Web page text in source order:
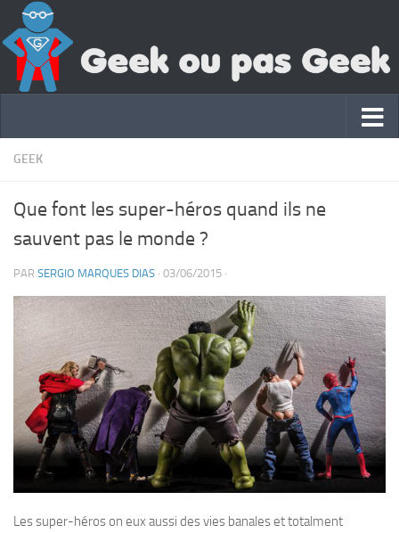
GEEK
Que font les super-héros quand ils ne
sauvent pas le monde ?
PAR SERGIO MARQUES DIAS · 03/06/2015 ·
Les super-héros on eux aussi des vies banales et totalment